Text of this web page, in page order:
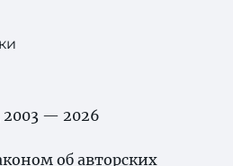
2003 — 2026
об авторских